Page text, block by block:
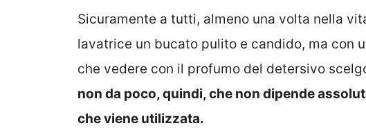
Sicuramente a tutti, almeno una volta nella
lavatrice un bucato pulito e candido, ma con
che vedere con il profumo del detersivo
non da poco, quindi, che non dipende
che viene utilizzata.